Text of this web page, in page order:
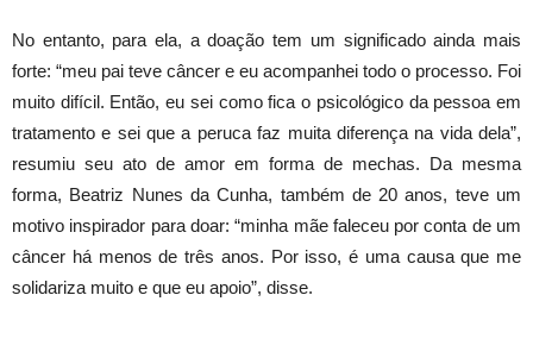
Foto: Sidnei barros / PMG
No entanto, para ela, a doação tem um significado ainda mais
forte: “meu pai teve câncer e eu acompanhei todo o processo. Foi
muito difícil. Então, eu sei como fica o psicológico da pessoa em
tratamento e sei que a peruca faz muita diferença na vida dela”,
resumiu seu ato de amor em forma de mechas. Da mesma
forma, Beatriz Nunes da Cunha, também de 20 anos, teve um
motivo inspirador para doar: “minha mãe faleceu por conta de um
câncer há menos de três anos. Por isso, é uma causa que me
solidariza muito e que eu apoio”, disse.